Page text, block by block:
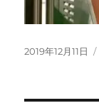
投
2019年12月11日